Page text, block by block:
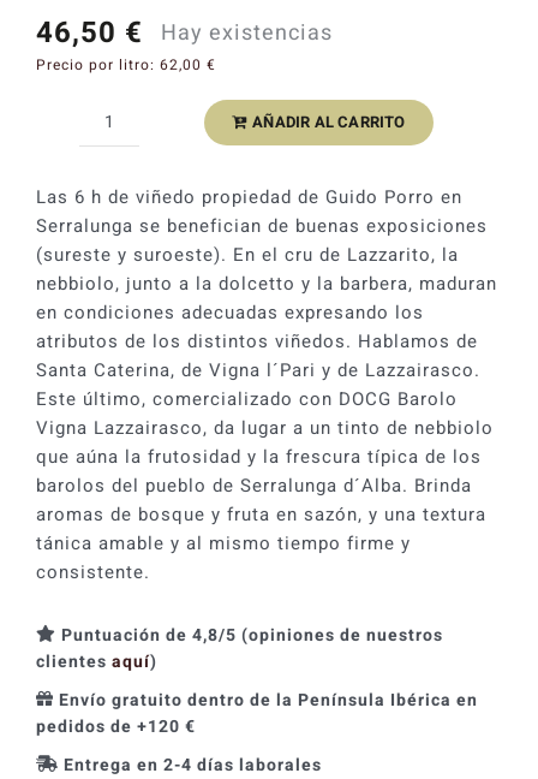
46,50 € Hay existencias
Precio por litro: 62,00 €
Guido
Lazzairasco
2021
cantidad
AÑADIR AL CARRITO
Las 6 h de viñedo propiedad de Guido Porro en
Serralunga se benefician de buenas exposiciones
(sureste y suroeste). En el cru de Lazzarito, la
nebbiolo, junto a la dolcetto y la barbera, maduran
en condiciones adecuadas expresando los
atributos de los distintos viñedos. Hablamos de
Santa Caterina, de Vigna l´Pari y de Lazzairasco.
Este último, comercializado con DOCG Barolo
Vigna Lazzairasco, da lugar a un tinto de nebbiolo
que aúna la frutosidad y la frescura típica de los
barolos del pueblo de Serralunga d´Alba. Brinda
aromas de bosque y fruta en sazón, y una textura
tánica amable y al mismo tiempo firme y
consistente.
Puntuación de 4,8/5 (opiniones de nuestros
clientes aquí)
Envío gratuito dentro de la Península Ibérica en
pedidos de +120 €
Entrega en 2-4 días laborales